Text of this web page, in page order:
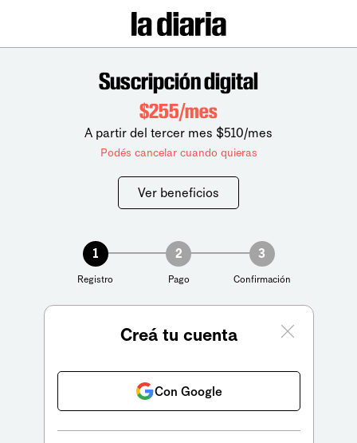
Suscripción digital
$255/mes
A partir del tercer mes $510/mes
Podés cancelar cuando quieras
Ver beneficios
1
Registro
2
Pago
3
Confirmación
Creá tu cuenta
Con Google